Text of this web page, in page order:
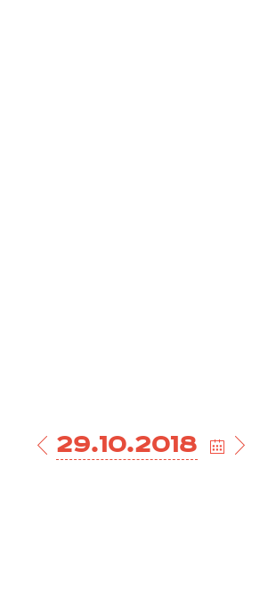
29.10.2018